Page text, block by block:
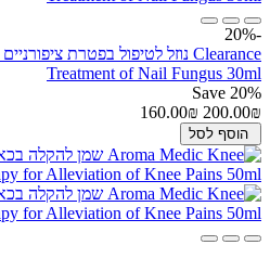
-20%
Treatment of Nail Fungus 30ml
Save 20%
200.00₪
160.00₪
הוסף לסל